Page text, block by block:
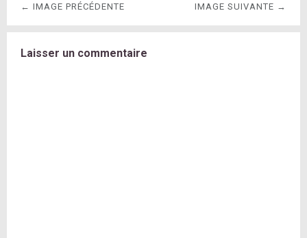
← IMAGE PRÉCÉDENTE IMAGE SUIVANTE →
Laisser un commentaire